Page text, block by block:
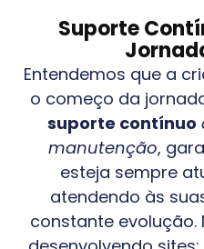
Suporte
Entendemos que a
o começo da
suporte contínuo
manutenção,
esteja sempre
atendendo às
constante